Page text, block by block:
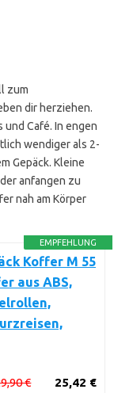
zum
dir herziehen.
und Café. In engen
wendiger als 2-
Gepäck. Kleine
anfangen zu
nah am Körper
EMPFEHLUNG
Koffer M 55
aus ABS,
25,42 €
€